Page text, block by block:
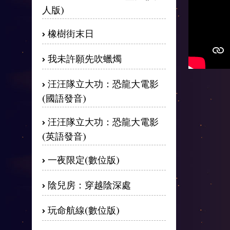
人版)
橡樹街末日
我未許願先吹蠟燭
汪汪隊立大功：恐龍大電影
(國語發音)
汪汪隊立大功：恐龍大電影
(英語發音)
一夜限定(數位版)
陰兒房：穿越陰深處
玩命航線(數位版)